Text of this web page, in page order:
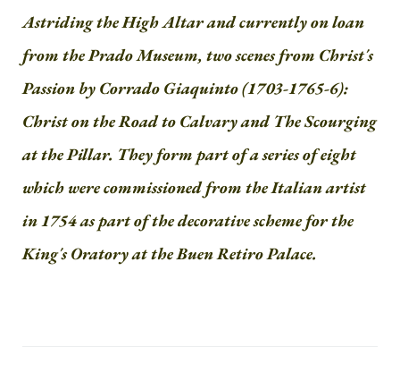
Astriding the High Altar and currently on loan
from the Prado Museum, two scenes from Christ´s
Passion by Corrado Giaquinto (1703-1765-6):
Christ on the Road to Calvary and The Scourging
at the Pillar. They form part of a series of eight
which were commissioned from the Italian artist
in 1754 as part of the decorative scheme for the
King´s Oratory at the Buen Retiro Palace.